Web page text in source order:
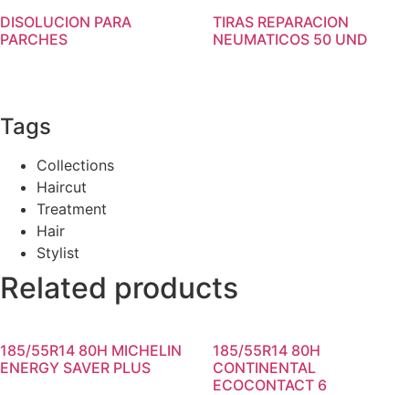
DISOLUCION PARA
PARCHES
TIRAS REPARACION
NEUMATICOS 50 UND
Tags
Collections
Haircut
Treatment
Hair
Stylist
Related products
185/55R14 80H MICHELIN
ENERGY SAVER PLUS
185/55R14 80H
CONTINENTAL
ECOCONTACT 6